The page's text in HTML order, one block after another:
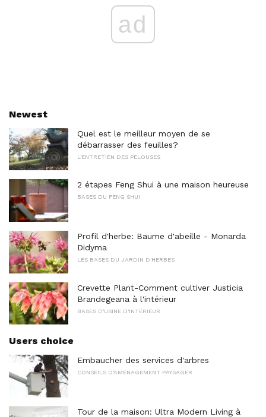
ad
Newest
Quel est le meilleur moyen de se
débarrasser des feuilles?
L'ENTRETIEN DES PELOUSES
2 étapes Feng Shui à une maison heureuse
BASES DU FENG SHUI
Profil d'herbe: Baume d'abeille - Monarda
Didyma
LES BASES DU JARDIN D'HERBES
Crevette Plant-Comment cultiver Justicia
Brandegeana à l'intérieur
BASES D'USINE D'INTÉRIEUR
Users choice
Embaucher des services d'arbres
CONSEILS D'AMÉNAGEMENT PAYSAGER
Tour de la maison: Ultra Modern Living à